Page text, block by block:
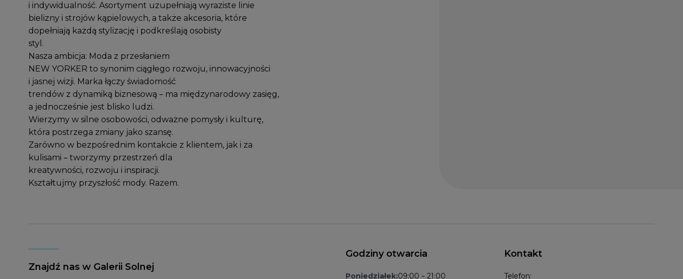
i indywidualność. Asortyment uzupełniają wyraziste linie
bielizny i strojów kąpielowych, a także akcesoria, które
dopełniają każdą stylizację i podkreślają osobisty
styl.
Nasza ambicja: Moda z przesłaniem
NEW YORKER to synonim ciągłego rozwoju, innowacyjności
i jasnej wizji. Marka łączy świadomość
trendów z dynamiką biznesową – ma międzynarodowy zasięg,
a jednocześnie jest blisko ludzi.
Wierzymy w silne osobowości, odważne pomysły i kulturę,
która postrzega zmiany jako szansę.
Zarówno w bezpośrednim kontakcie z klientem, jak i za
kulisami – tworzymy przestrzeń dla
kreatywności, rozwoju i inspiracji.
Kształtujmy przyszłość mody. Razem.
Znajdź nas w Galerii Solnej
Godziny otwarcia
Poniedziałek:09:00 – 21:00
Kontakt
Telefon: